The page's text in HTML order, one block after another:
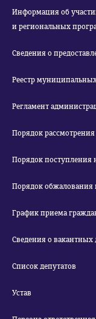
Информация об
и региональных
Сведения о
Реестр
Регламент
Порядок
Порядок
Порядок обжалования
График приема
Сведения о вакантных
Список депутатов
Устав